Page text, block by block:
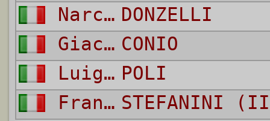
Narciso DONZELLI
Giacomo CONIO
Luigi POLI
Franco STEFANINI